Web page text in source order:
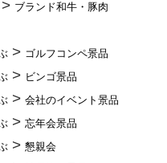
ブランド和牛・豚肉
ゴルフコンペ景品
ビンゴ景品
会社のイベント景品
忘年会景品
懇親会